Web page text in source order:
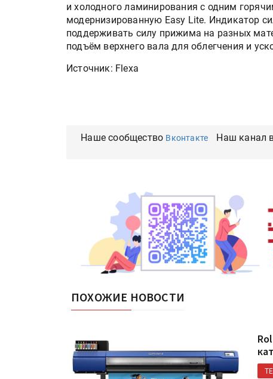
и холодного ламинирования с одним
модернизированную Easy Lite. Индикатор
поддерживать силу прижима на разных
подъём верхнего вала для облегчения и
Источник: Flexa
Наше сообщество Вконтакте Наш канал
ПОХОЖИЕ НОВОСТИ